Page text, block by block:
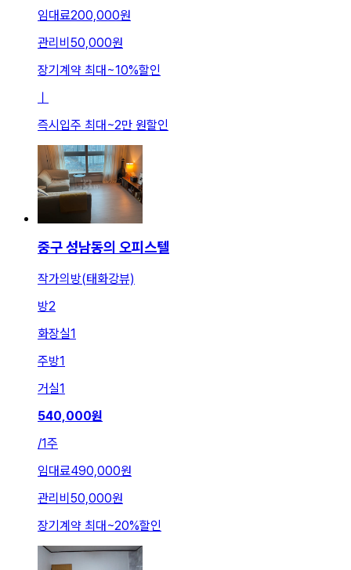
임대료200,000원
관리비 50,000원
장기계약 최대~10%할인
ㅣ
즉시입주 최대~2만 원할인
중구 성남동의 오피스텔
작가의방(태화강뷰)
방2
화장실1
주방1
거실1
540,000원
/1주
임대료490,000원
관리비 50,000원
장기계약 최대~20%할인